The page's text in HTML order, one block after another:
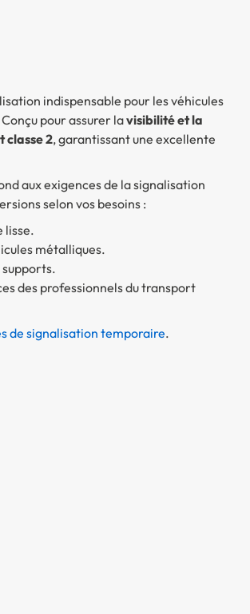
indispensable pour les véhicules
pour assurer lavisibilité et la
classe 2, garantissant une excellente
aux exigences de la signalisation
selon vos besoins :
lisse.
métalliques.
des professionnels du transport
de signalisation temporaire.